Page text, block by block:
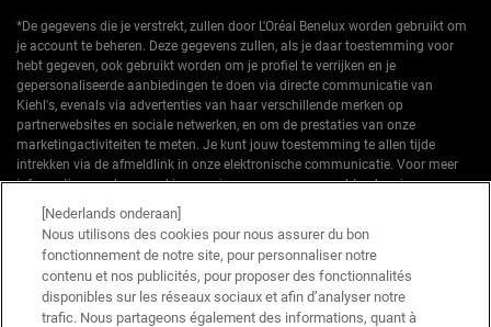
*De gegevens die je verstrekt, zullen door L'Oréal Benelux worden gebruikt om
je account te beheren. Deze gegevens zullen, als je daar toestemming voor
hebt gegeven, ook gebruikt worden om je profiel te verrijken en je
gepersonaliseerde aanbiedingen te doen via directe communicatie van
Kiehl's, evenals via advertenties van haar verschillende merken op
partnerwebsites en sociale netwerken, en om de prestaties van onze
marketingactiviteiten te meten. Je kunt jouw toestemming te allen tijde
intrekken via de afmeldlink in onze elektronische communicatie. Voor meer
informatie over de verwerking van jouw gegevens en rechten kun je ons
privacybeleid
*Welkomstaanbieding geldig voor een eerste bestelling. Niet cumuleerbaar
met andere aanbiedingen of promoties, maar wel cumuleerbaar met «
Cadeau bij aankoop » aanbiedingen. Beperkt tot één keer te gebruiken per
klant. Niet geldig op limited editions en bundels.
[Nederlands onderaan]
Nous utilisons des cookies pour nous assurer du bon
fonctionnement de notre site, pour personnaliser notre
contenu et nos publicités, pour proposer des fonctionnalités
disponibles sur les réseaux sociaux et afin d’analyser notre
trafic. Nous partageons également des informations, quant à